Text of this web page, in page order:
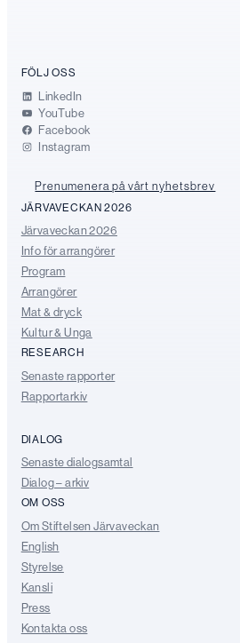
FÖLJ OSS
LinkedIn
YouTube
Facebook
Instagram
Prenumenera på vårt nyhetsbrev
JÄRVAVECKAN 2026
Järvaveckan 2026
Info för arrangörer
Program
Arrangörer
Mat & dryck
Kultur & Unga
RESEARCH
Senaste rapporter
Rapportarkiv
DIALOG
Senaste dialogsamtal
Dialog – arkiv
OM OSS
Om Stiftelsen Järvaveckan
English
Styrelse
Kansli
Press
Kontakta oss